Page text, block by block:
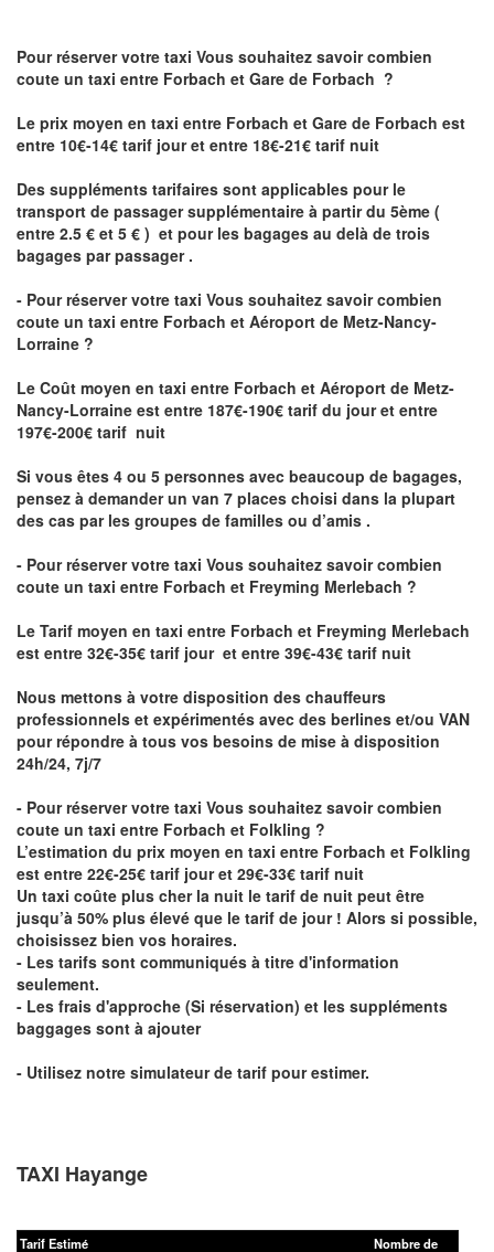
Pour réserver votre taxi Vous souhaitez savoircombien
coute un taxi entre Forbach et Gare de Forbach ?
Le prix moyen en taxi entre Forbach et Gare de Forbach est
entre 10€-14€ tarif jour et entre 18€-21€ tarif nuit
Des suppléments tarifaires sont applicables pour le
transport de passager supplémentaire à partir du 5ème (
entre 2.5 € et 5 € ) et pour les bagages au delà de trois
bagages par passager .
- Pour réserver votre taxi Vous souhaitez savoircombien
coute un taxi entre Forbach et Aéroport de Metz-Nancy-
Lorraine ?
Le Coût moyen en taxi entre Forbach et Aéroport de Metz-
Nancy-Lorraine est entre 187€-190€ tarif du jour et entre
197€-200€ tarif nuit
Si vous êtes 4 ou 5 personnes avec beaucoup de bagages,
pensez à demander un van 7 places choisi dans la plupart
des cas par les groupes de familles ou d’amis .
- Pour réserver votre taxi Vous souhaitez savoircombien
coute un taxi entre Forbach et Freyming Merlebach ?
Le Tarif moyen en taxi entre Forbach et Freyming Merlebach
est entre 32€-35€ tarif jour et entre 39€-43€ tarif nuit
Nous mettons à votre disposition des chauffeurs
professionnels et expérimentés avec des berlines et/ou VAN
pour répondre à tous vos besoins de mise à disposition
24h/24, 7j/7
- Pour réserver votre taxi Vous souhaitez savoircombien
coute un taxi entre Forbach et Folkling ?
L’estimation du prix moyen en taxi entre Forbach et Folkling
est entre 22€-25€ tarif jour et 29€-33€ tarif nuit
Un taxi coûte plus cher la nuit le tarif de nuit peut être
jusqu’à 50% plus élevé que le tarif de jour ! Alors si possible,
choisissez bien vos horaires.
- Les tarifs sont communiqués à titre d'information
seulement.
- Les frais d'approche (Si réservation) et les suppléments
baggages sont à ajouter
- Utilisez notre simulateur de tarif pour estimer.
TAXI Hayange
Tarif Estimé
Nombre de